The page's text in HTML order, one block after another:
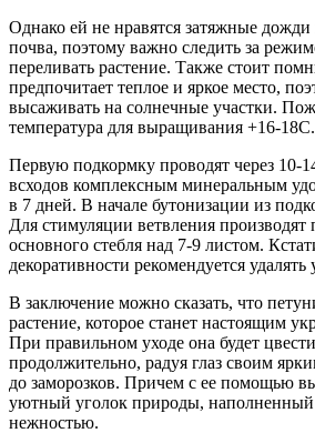
Однако ей не нравятся затяжные
почва, поэтому важно следить за
переливать растение. Также стоит
предпочитает теплое и яркое место,
высаживать на солнечные участки.
температура для выращивания +16-18С.
Первую подкормку проводят через 10-
всходов комплексным минеральным
в 7 дней. В начале бутонизации из
Для стимуляции ветвления
основного стебля над 7-9 листом.
декоративности рекомендуется
В заключение можно сказать, что
растение, которое станет настоящим
При правильном уходе она будет
продолжительно, радуя глаз своим
до заморозков. Причем с ее помощью
уютный уголок природы, наполненный
нежностью.